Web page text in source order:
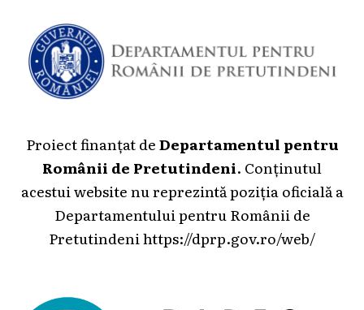
Proiect finanțat deDepartamentul pentru
Românii de Pretutindeni. Conținutul
acestui website nu reprezintă poziția oficială a
Departamentului pentru Românii de
Pretutindeni https://dprp.gov.ro/web/